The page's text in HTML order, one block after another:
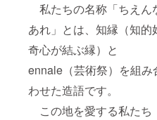
私たちの名称「ちえん
あれ」とは、知縁（知的
奇心が結ぶ縁）と
ennale（芸術祭）を組み
わせた造語です。
この地を愛する私たち